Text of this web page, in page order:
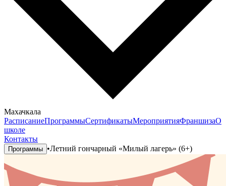
Махачкала
РасписаниеПрограммыСертификатыМероприятияФраншизаО
школе
Контакты
Программы •Летний гончарный «Милый лагерь» (6+)